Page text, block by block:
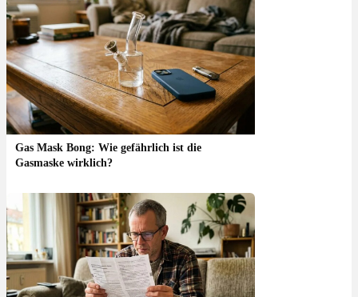
Gas Mask Bong: Wie gefährlich ist die
Gasmaske wirklich?